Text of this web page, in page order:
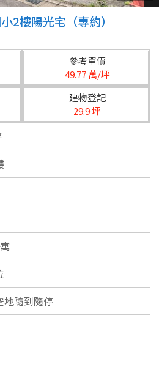
區域
2樓陽光宅（專約）
參考單價
49.77 萬/坪
建物登記
29.9 坪
地隨到隨停